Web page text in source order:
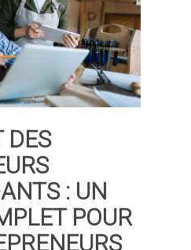
DES
: UN
POUR